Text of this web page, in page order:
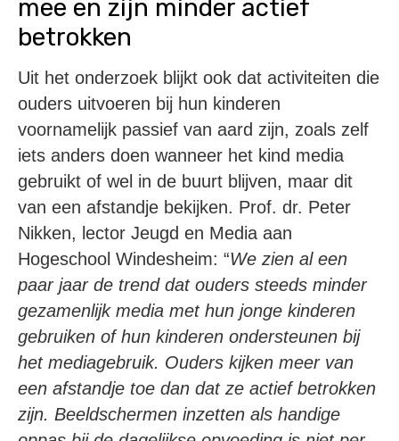
mee en zijn minder actief
betrokken
Uit het onderzoek blijkt ook dat activiteiten die
ouders uitvoeren bij hun kinderen
voornamelijk passief van aard zijn, zoals zelf
iets anders doen wanneer het kind media
gebruikt of wel in de buurt blijven, maar dit
van een afstandje bekijken. Prof. dr. Peter
Nikken, lector Jeugd en Media aan
Hogeschool Windesheim: “We zien al een
paar jaar de trend dat ouders steeds minder
gezamenlijk media met hun jonge kinderen
gebruiken of hun kinderen ondersteunen bij
het mediagebruik. Ouders kijken meer van
een afstandje toe dan dat ze actief betrokken
zijn. Beeldschermen inzetten als handige